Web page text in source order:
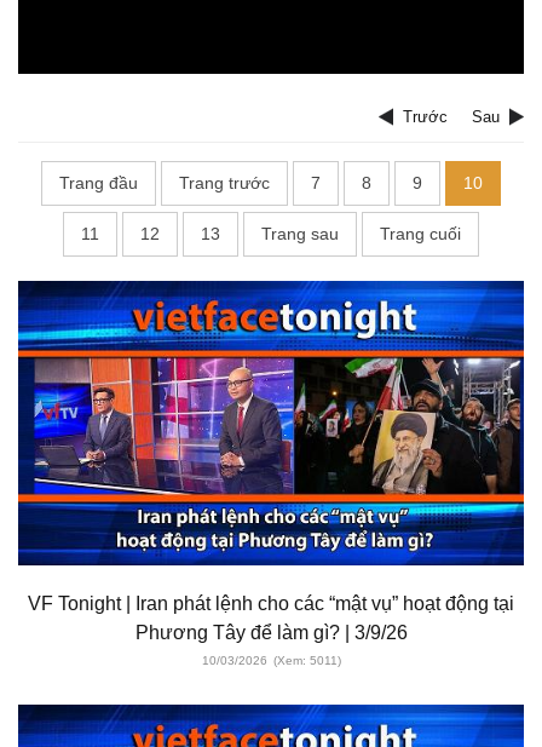
Trước Sau
Trang đầu Trang trước 7 8 9 10
11 12 13 Trang sau Trang cuối
VF Tonight | Iran phát lệnh cho các “mật vụ” hoạt động tại
Phương Tây để làm gì? | 3/9/26
10/03/2026 (Xem: 5011)